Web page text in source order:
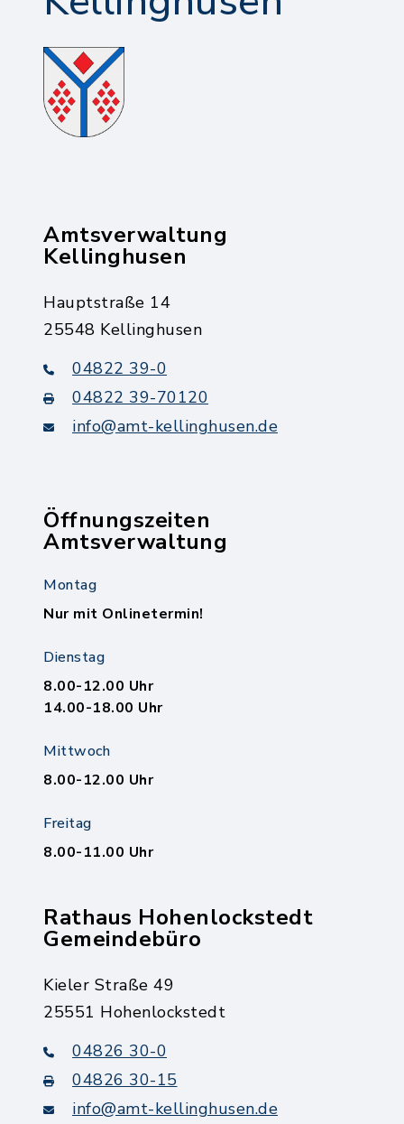
Amtsverwaltung
Kellinghusen
Hauptstraße 14
25548 Kellinghusen
04822 39-0
04822 39-70120
info@amt-kellinghusen.de
Öffnungszeiten
Amtsverwaltung
Montag
Nur mit Onlinetermin!
Dienstag
8.00-12.00 Uhr
14.00-18.00 Uhr
Mittwoch
8.00-12.00 Uhr
Freitag
8.00-11.00 Uhr
Rathaus Hohenlockstedt
Gemeindebüro
Kieler Straße 49
25551 Hohenlockstedt
04826 30-0
04826 30-15
info@amt-kellinghusen.de